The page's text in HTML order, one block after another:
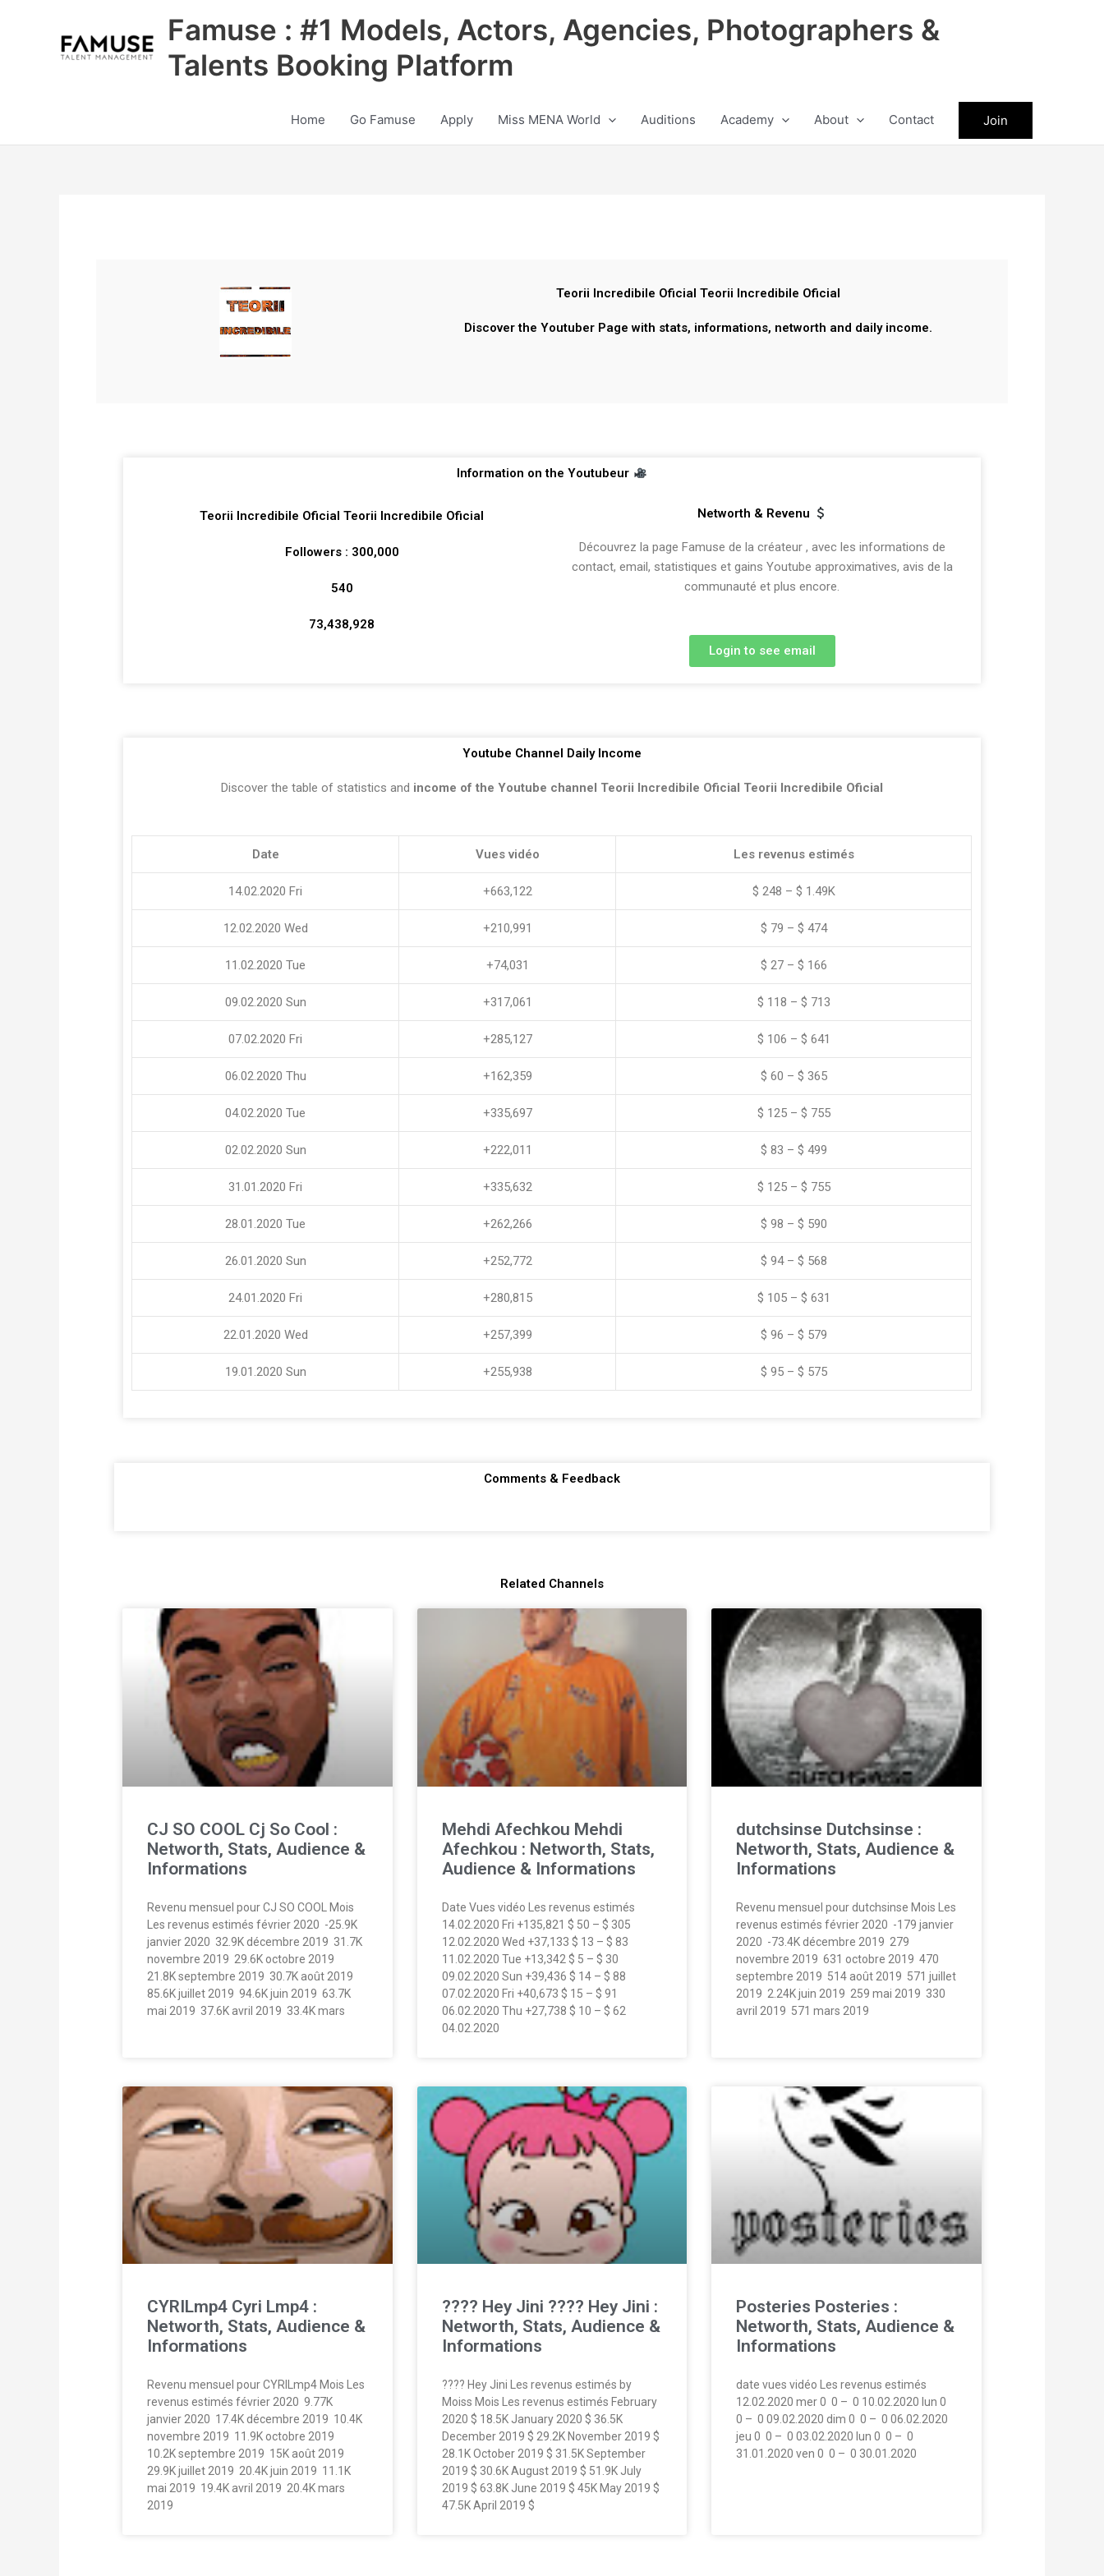
Famuse : #1 Models, Actors, Agencies, Photographers &
Talents Booking Platform
Home Go Famuse Apply Miss MENA World Auditions Academy About Contact Join
Teorii Incredibile Oficial Teorii Incredibile Oficial
Discover the Youtuber Page with stats, informations, networth and daily income.
Information on the Youtubeur
Teorii Incredibile Oficial Teorii Incredibile Oficial
Followers : 300,000
540
73,438,928
Networth & Revenu
Découvrez la page Famuse de la créateur , avec les informations de
contact, email, statistiques et gains Youtube approximatives, avis de la
communauté et plus encore.
Login to see email
Youtube Channel Daily Income
Discover the table of statistics and income of the Youtube channel Teorii Incredibile Oficial Teorii Incredibile Oficial
Date Vues vidéo Les revenus estimés
14.02.2020 Fri +663,122 $ 248 – $ 1.49K
12.02.2020 Wed +210,991 $ 79 – $ 474
11.02.2020Tue +74,031 $ 27 – $ 166
09.02.2020 Sun +317,061 $ 118 – $ 713
07.02.2020 Fri +285,127 $ 106 – $ 641
06.02.2020 Thu +162,359 $ 60 – $ 365
04.02.2020Tue +335,697 $ 125 – $ 755
02.02.2020 Sun +222,011 $ 83 – $ 499
31.01.2020 Fri +335,632 $ 125 – $ 755
28.01.2020Tue +262,266 $ 98 – $ 590
26.01.2020 Sun +252,772 $ 94 – $ 568
24.01.2020 Fri +280,815 $ 105 – $ 631
22.01.2020 Wed +257,399 $ 96 – $ 579
19.01.2020 Sun +255,938 $ 95 – $ 575
Comments & Feedback
Related Channels
CJ SO COOL Cj So Cool :
Networth, Stats, Audience &
Informations
Revenu mensuel pour CJ SO COOL Mois
Les revenus estimés février 2020  -25.9K
janvier 2020  32.9K décembre 2019  31.7K
novembre 2019  29.6K octobre 2019 
21.8K septembre 2019  30.7K août 2019 
85.6K juillet 2019  94.6K juin 2019  63.7K
mai 2019  37.6K avril 2019  33.4K mars
Mehdi Afechkou Mehdi
Afechkou : Networth, Stats,
Audience & Informations
Date Vues vidéo Les revenus estimés
14.02.2020 Fri +135,821 $ 50 – $ 305
12.02.2020 Wed +37,133 $ 13 – $ 83
11.02.2020 Tue +13,342 $ 5 – $ 30
09.02.2020 Sun +39,436 $ 14 – $ 88
07.02.2020 Fri +40,673 $ 15 – $ 91
06.02.2020 Thu +27,738 $ 10 – $ 62
04.02.2020
dutchsinse Dutchsinse :
Networth, Stats, Audience &
Informations
Revenu mensuel pour dutchsinse Mois Les
revenus estimés février 2020  -179 janvier
2020  -73.4K décembre 2019  279
novembre 2019  631 octobre 2019  470
septembre 2019  514 août 2019  571 juillet
2019  2.24K juin 2019  259 mai 2019  330
avril 2019  571 mars 2019 
CYRILmp4 Cyri Lmp4 :
Networth, Stats, Audience &
Informations
Revenu mensuel pour CYRILmp4 Mois Les
revenus estimés février 2020  9.77K
janvier 2020  17.4K décembre 2019  10.4K
novembre 2019  11.9K octobre 2019 
10.2K septembre 2019  15K août 2019 
29.9K juillet 2019  20.4K juin 2019  11.1K
mai 2019  19.4K avril 2019  20.4K mars
2019 
???? Hey Jini ???? Hey Jini :
Networth, Stats, Audience &
Informations
???? Hey Jini Les revenus estimés by
Moiss Mois Les revenus estimés February
2020 $ 18.5K January 2020 $ 36.5K
December 2019 $ 29.2K November 2019 $
28.1K October 2019 $ 31.5K September
2019 $ 30.6K August 2019 $ 51.9K July
2019 $ 63.8K June 2019 $ 45K May 2019 $
47.5K April 2019 $
Posteries Posteries :
Networth, Stats, Audience &
Informations
date vues vidéo Les revenus estimés
12.02.2020 mer 0  0 –  0 10.02.2020 lun 0 
0 –  0 09.02.2020 dim 0  0 –  0 06.02.2020
jeu 0  0 –  0 03.02.2020 lun 0  0 –  0
31.01.2020 ven 0  0 –  0 30.01.2020